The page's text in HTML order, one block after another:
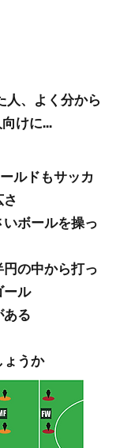
人、よく分から
けに...
ルドもサッカ
ボールを操っ
の中から打っ
ール
る
ょうか